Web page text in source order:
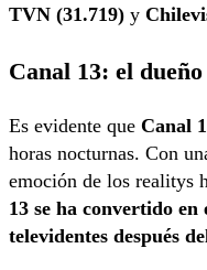
TVN (31.719) y
Canal 13: el
Es evidente que Canal
horas nocturnas. Con
emoción de los realitys
13 se ha convertido
televidentes después